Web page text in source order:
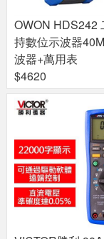
OWON HDS242
持數位示波器
波器+萬用表
$4620